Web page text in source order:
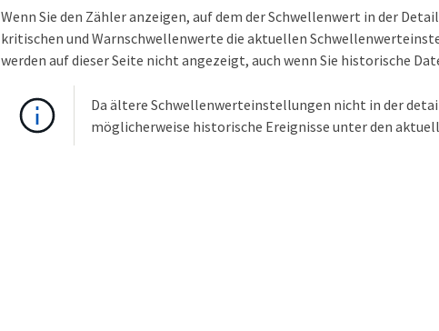
Wenn Sie den Zähler anzeigen, auf dem der Schwellenwert in der
kritischen und Warnschwellenwerte die aktuellen
werden auf dieser Seite nicht angezeigt, auch wenn Sie historische
Da ältere Schwellenwerteinstellungen nicht in der
möglicherweise historische Ereignisse unter den